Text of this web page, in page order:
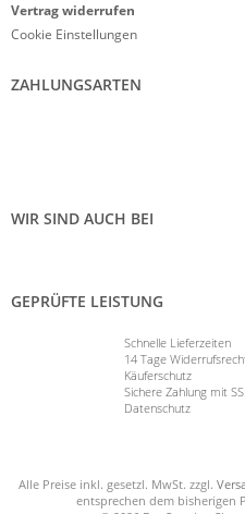
Vertrag widerrufen
Cookie Einstellungen
ZAHLUNGSARTEN
WIR SIND AUCH BEI
GEPRÜFTE LEISTUNG
Schnelle Lieferzeiten
14 Tage
Käuferschutz
Sichere Zahlung mit
Datenschutz
Alle Preise inkl. gesetzl. MwSt. zzgl.
entsprechen dem bisherigen